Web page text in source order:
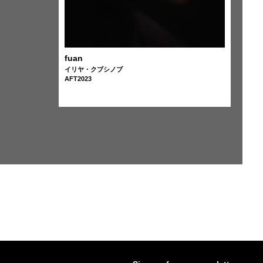
fuan
イリヤ・クブシノブ
AFT2023